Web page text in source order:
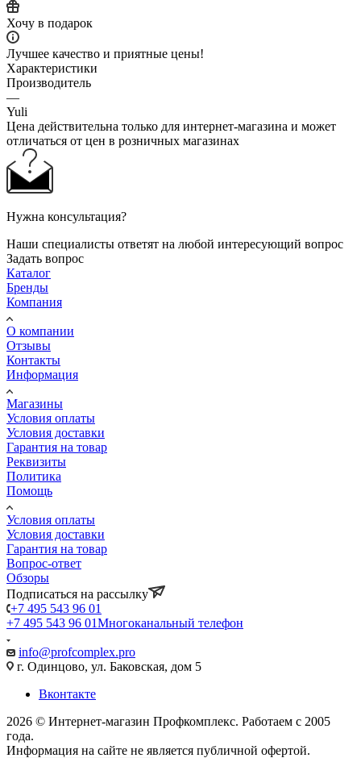
Хочу в подарок
Лучшее качество и приятные цены!
Характеристики
Производитель
—
Yuli
Цена действительна только для интернет-магазина и может
отличаться от цен в розничных магазинах
Нужна консультация?
Наши специалисты ответят на любой интересующий вопрос
Задать вопрос
Каталог
Бренды
Компания
О компании
Отзывы
Контакты
Информация
Магазины
Условия оплаты
Условия доставки
Гарантия на товар
Реквизиты
Политика
Помощь
Условия оплаты
Условия доставки
Гарантия на товар
Вопрос-ответ
Обзоры
Подписаться на рассылку
+7 495 543 96 01
+7 495 543 96 01Многоканальный телефон
info@profcomplex.pro
г. Одинцово, ул. Баковская, дом 5
Вконтакте
2026 © Интернет-магазин Профкомплекс. Работаем с 2005
года.
Информация на сайте не является публичной офертой.